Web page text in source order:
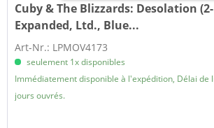
Cuby & The Blizzards: Desolation
Expanded, Ltd., Blue...
Art-Nr.: LPMOV4173
seulement 1x disponibles
Immédiatement disponible à l'expédition, Délai de
jours ouvrés.